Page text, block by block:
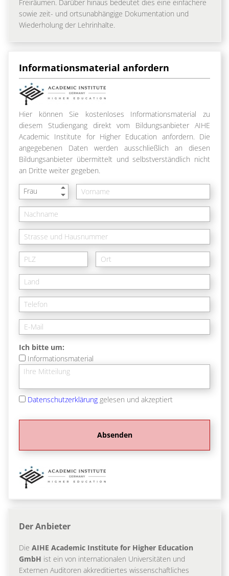
Freiräumen. Darüber hinaus bedeutet dies eine einfachere
sowie zeit- und ortsunabhängige Dokumentation und
Wiederholung der Lehrinhalte.
Informationsmaterial anfordern
Hier können Sie kostenloses Informationsmaterial zu
diesem Studiengang direkt vom Bildungsanbieter AIHE
Academic Institute for Higher Education anfordern. Die
angegebenen Daten werden ausschließlich an diesen
Bildungsanbieter übermittelt und selbstverständlich nicht
an Dritte weiter gegeben.
Frau
Ich bitte um:
Informationsmaterial
Datenschutzerklärung gelesen und akzeptiert
Der Anbieter
Die AIHE Academic Institute for Higher Education
GmbH ist ein von internationalen Universitäten und
Externen Auditoren akkreditiertes wissenschaftliches